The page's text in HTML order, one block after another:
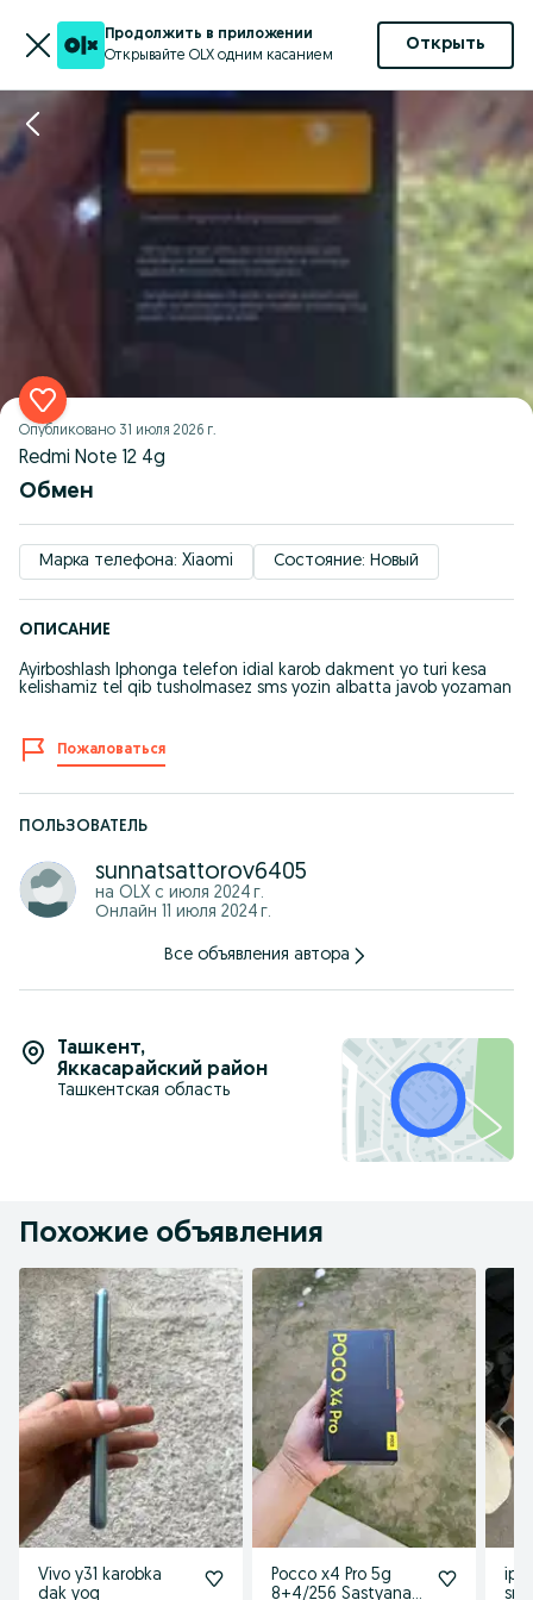
Продолжить в приложении
Открывайте OLX одним касанием
Открыть
Опубликовано 31 июля 2026 г.
Redmi Note 12 4g
Обмен
Марка телефона: Xiaomi Состояние: Новый
ОПИСАНИЕ
Ayirboshlash Iphonga telefon idial karob dakment yo turi kesa
kelishamiz tel qib tusholmasez sms yozin albatta javob yozaman
Пожаловаться
ПОЛЬЗОВАТЕЛЬ
sunnatsattorov6405
на OLX с июля 2024 г.
Онлайн 11 июля 2024 г.
Все объявления автора
Ташкент,
Яккасарайский район
Ташкентская область
Похожие объявления
Vivo y31 karobka
dak yoq
Pocco x4 Pro 5g
8+4/256 Sastyana